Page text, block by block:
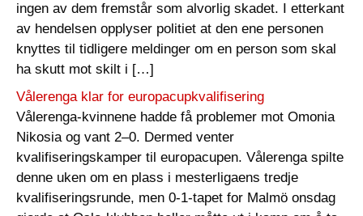
ingen av dem fremstår som alvorlig skadet. I etterkant
av hendelsen opplyser politiet at den ene personen
knyttes til tidligere meldinger om en person som skal
ha skutt mot skilt i […]
Vålerenga klar for europacupkvalifisering
Vålerenga-kvinnene hadde få problemer mot Omonia
Nikosia og vant 2–0. Dermed venter
kvalifiseringskamper til europacupen. Vålerenga spilte
denne uken om en plass i mesterligaens tredje
kvalifiseringsrunde, men 0-1-tapet for Malmö onsdag